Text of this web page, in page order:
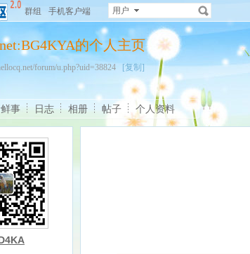
群组 手机客户端 用户
的个人主页
forum/u.php?uid=38824 [复制]
事 日志 相册 帖子 个人资料